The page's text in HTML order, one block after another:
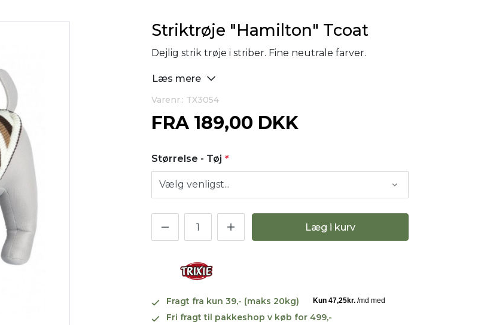
Striktrøje "Hamilton" Tcoat
Dejlig strik trøje i striber. Fine neutrale farver.
Læs mere
Varenr.: TX3054
FRA 189,00 DKK
Størrelse - Tøj *
Læg i kurv
Fragt fra kun 39,- (maks 20kg)
Fri fragt til pakkeshop v køb for 499,-